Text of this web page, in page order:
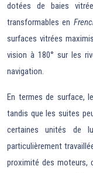
dotées de baies
transformables en
surfaces vitrées
vision à 180° sur les
navigation.
En termes de surface,
tandis que les suites
certaines unités de
particulièrement
proximité des moteurs,